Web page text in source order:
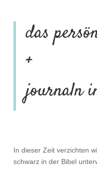
das
+
journaln
In dieser Zeit verzichten
schwarz in der Bibel